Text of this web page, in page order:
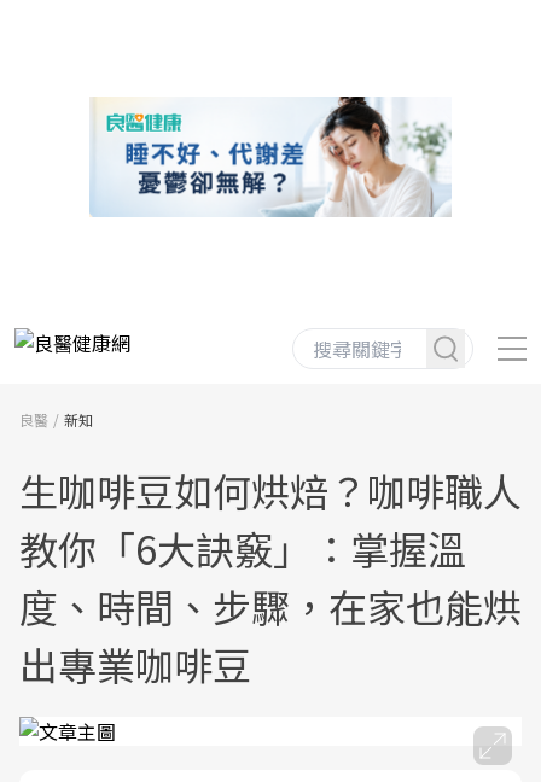
良醫 新知
生咖啡豆如何烘焙？咖啡職人
教你「6大訣竅」：掌握溫
度、時間、步驟，在家也能烘
出專業咖啡豆